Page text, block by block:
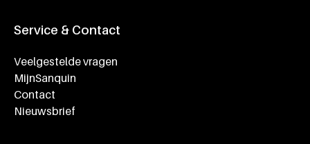
Service & Contact
Veelgestelde vragen
MijnSanquin
Contact
Nieuwsbrief